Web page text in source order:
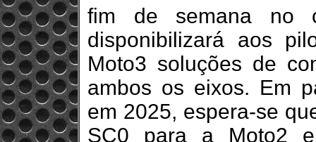
fim de semana no
disponibilizará aos
Moto3 soluções de
ambos os eixos. Em
em 2025, espera-se
SC0 para a Moto2